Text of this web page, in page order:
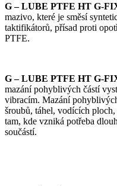
G – LUBE PTFE HT G-
mazivo, které je směsí
taktifikátorů, přísad proti
PTFE.
G – LUBE PTFE HT G-
mazání pohyblivých částí
vibracím. Mazání
šroubů, táhel, vodících
tam, kde vzniká potřeba
součástí.